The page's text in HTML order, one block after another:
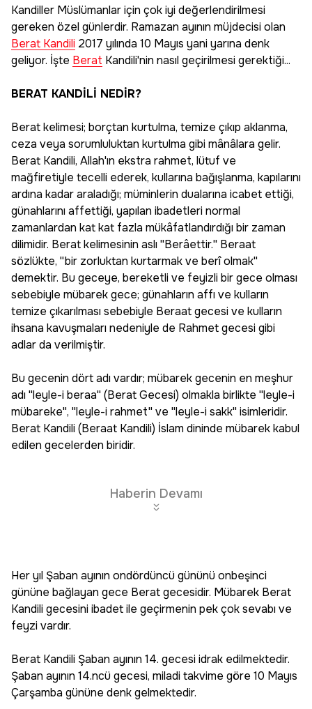
Kandiller Müslümanlar için çok iyi değerlendirilmesi
gereken özel günlerdir. Ramazan ayının müjdecisi olan
Berat Kandili 2017 yılında 10 Mayıs yani yarına denk
geliyor. İşte Berat Kandili'nin nasıl geçirilmesi gerektiği...
BERAT KANDİLİ NEDİR?
Berat kelimesi; borçtan kurtulma, temize çıkıp aklanma,
ceza veya sorumluluktan kurtulma gibi mânâlara gelir.
Berat Kandili, Allah'ın ekstra rahmet, lütuf ve
mağfiretiyle tecelli ederek, kullarına bağışlanma, kapılarını
ardına kadar araladığı; müminlerin dualarına icabet ettiği,
günahlarını affettiği, yapılan ibadetleri normal
zamanlardan kat kat fazla mükâfatlandırdığı bir zaman
dilimidir. Berat kelimesinin aslı ''Berâettir.'' Beraat
sözlükte, ''bir zorluktan kurtarmak ve berî olmak''
demektir. Bu geceye, bereketli ve feyizli bir gece olması
sebebiyle mübarek gece; günahların affı ve kulların
temize çıkarılması sebebiyle Beraat gecesi ve kulların
ihsana kavuşmaları nedeniyle de Rahmet gecesi gibi
adlar da verilmiştir.
Bu gecenin dört adı vardır; mübarek gecenin en meşhur
adı ''leyle-i beraa'' (Berat Gecesi) olmakla birlikte ''leyle-i
mübareke'', ''leyle-i rahmet'' ve ''leyle-i sakk'' isimleridir.
Berat Kandili (Beraat Kandili) İslam dininde mübarek kabul
edilen gecelerden biridir.
Haberin Devamı
Her yıl Şaban ayının ondördüncü gününü onbeşinci
gününe bağlayan gece Berat gecesidir. Mübarek Berat
Kandili gecesini ibadet ile geçirmenin pek çok sevabı ve
feyzi vardır.
Berat Kandili Şaban ayının 14. gecesi idrak edilmektedir.
Şaban ayının 14.ncü gecesi, miladi takvime göre 10 Mayıs
Çarşamba gününe denk gelmektedir.